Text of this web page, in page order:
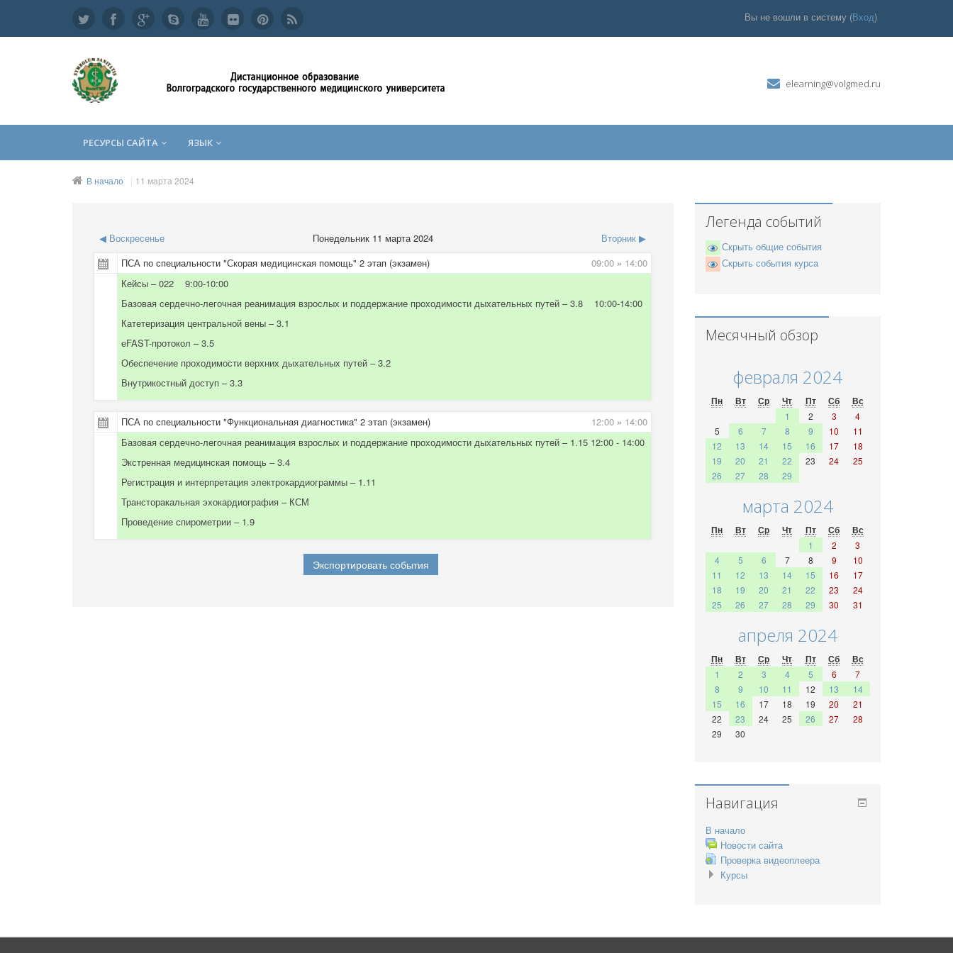
Вы не вошли в систему (Вход)
elearning@volgmed.ru
РЕСУРСЫ САЙТА ЯЗЫК
В начало 11 марта 2024
◀ Воскресенье Понедельник 11 марта 2024 Вторник ▶
ПСА по специальности "Скорая медицинская помощь" 2 этап (экзамен)
09:00 » 14:00
Кейсы – 022 9:00-10:00
Базовая сердечно-легочная реанимация взрослых и поддержание проходимости дыхательных путей – 3.8 10:00-14:00
Катетеризация центральной вены – 3.1
еFAST-протокол – 3.5
Обеспечение проходимости верхних дыхательных путей – 3.2
Внутрикостный доступ – 3.3
ПСА по специальности "Функциональная диагностика" 2 этап (экзамен) 12:00 » 14:00
Базовая сердечно-легочная реанимация взрослых и поддержание проходимости дыхательных путей – 1.15 12:00 - 14:00
Экстренная медицинская помощь – 3.4
Регистрация и интерпретация электрокардиограммы – 1.11
Трансторакальная эхокардиография – КСМ
Проведение спирометрии – 1.9
Легенда событий
Скрыть общие события
Скрыть события курса
Месячный обзор
февраля 2024
Пн Вт Ср Чт Пт Сб Вс
1 2 3
4
5
6 7 8 9 10
11
12
13 14 15 16 17
18
19
20 21 22 23 24
25
26
27 28 29
марта 2024
Пн Вт Ср Чт Пт Сб Вс
1 2
3
4
5 6 7 8 9
10
11
12 13 14 15 16
17
18
19 20 21 22 23
24
25
26 27 28 29 30 31
апреля 2024
Пн Вт Ср Чт Пт Сб Вс
1 2 3 4 5 6
7
8
9 10 11 12 13
14
15
16 17 18 19 20
21
22
23 24 25 26 27
28
29
30
Навигация
В начало
Новости сайта
Проверка видеоплеера
Курсы